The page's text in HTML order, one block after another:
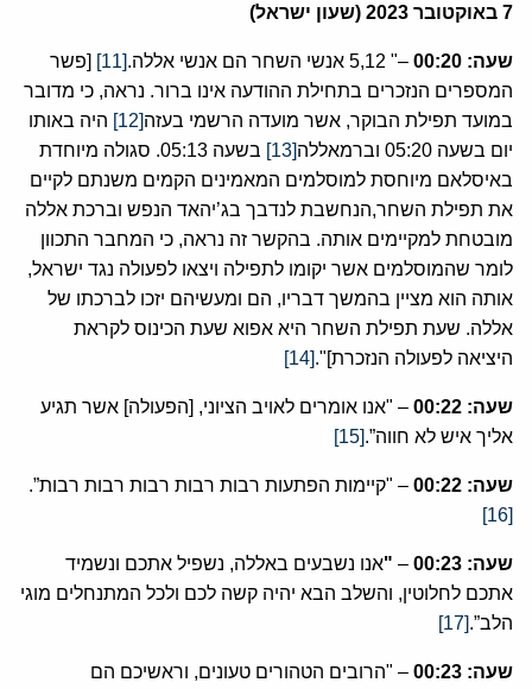
7 באוקטובר 2023 (שעון ישראל)
שעה: 00:20 –" 5,12 אנשי השחר הם אנשי אללה. [11]
[פשר
המספרים הנזכרים בתחילת ההודעה אינו ברור. נראה, כי מדובר
במועד תפילת הבוקר, אשר מועדה הרשמי בעזה[12]
היה באותו
יום בשעה 05:20 וברמאללה
[13]
בשעה 05:13. סגולה מיוחדת
באיסלאם מיוחסת למוסלמים המאמינים הקמים משנתם לקיים
את תפילת השחר,הנחשבת לנדבך בג’יהאד הנפש וברכת אללה
מובטחת למקיימים אותה. בהקשר זה נראה, כי המחבר התכוון
לומר שהמוסלמים אשר יקומו לתפילה ויצאו לפעולה נגד ישראל,
אותה הוא מציין בהמשך דבריו, הם ומעשיהם יזכו לברכתו של
אללה. שעת תפילת השחר היא אפוא שעת הכינוס לקראת
היציאה לפעולה הנזכרת]".[14]
שעה: 00:22 – "אנו אומרים לאויב הציוני, [הפעולה] אשר תגיע
אליך איש לא חווה”.[15]
שעה: 00:22 – "קיימות הפתעות רבות רבות רבות רבות רבות”.
[16]
שעה: 00:23
–
"אנו נשבעים באללה, נשפיל אתכם ונשמיד
אתכם לחלוטין, והשלב הבא יהיה קשה לכם ולכל המתנחלים מוגי
הלב”.[17]
שעה: 00:23 – "הרובים הטהורים טעונים, וראשיכם הם